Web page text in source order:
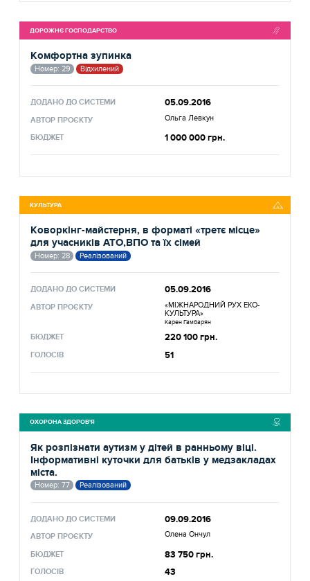
ДОРОЖНЄ ГОСПОДАРСТВО
Комфортна зупинка
Номер: 29 Відхилений
ДОДАНО ДО СИСТЕМИ 05.09.2016
АВТОР ПРОЄКТУ Ольга Левкун
БЮДЖЕТ 1 000 000 грн.
КУЛЬТУРА
Коворкінг-майстерня, в форматі «третє місце»
для учасників АТО,ВПО та їх сімей
Номер: 28 Реалізований
ДОДАНО ДО СИСТЕМИ 05.09.2016
АВТОР ПРОЄКТУ
«МІЖНАРОДНИЙ РУХ ЕКО-
КУЛЬТУРА»
Карен Гамбарян
БЮДЖЕТ 220 100 грн.
ГОЛОСІВ 51
ОХОРОНА ЗДОРОВ'Я
Як розпізнати аутизм у дітей в ранньому віці.
Інформативні куточки для батьків у медзакладах
міста.
Номер: 77 Реалізований
ДОДАНО ДО СИСТЕМИ 09.09.2016
АВТОР ПРОЄКТУ Олена Ончул
БЮДЖЕТ 83 750 грн.
ГОЛОСІВ 43